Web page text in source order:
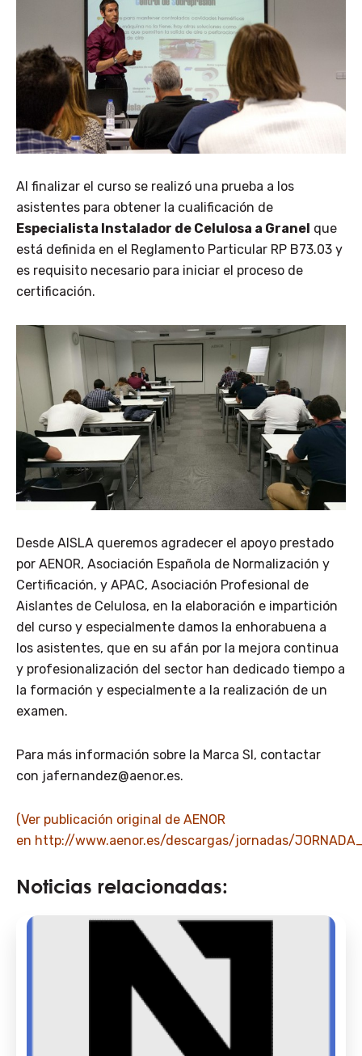
Al finalizar el curso se realizó una prueba a los
asistentes para obtener la cualificación de
Especialista Instalador de Celulosa a Granel que
está definida en el Reglamento Particular RP B73.03 y
es requisito necesario para iniciar el proceso de
certificación.
Desde AISLA queremos agradecer el apoyo prestado
por AENOR, Asociación Española de Normalización y
Certificación, y APAC, Asociación Profesional de
Aislantes de Celulosa, en la elaboración e impartición
del curso y especialmente damos la enhorabuena a
los asistentes, que en su afán por la mejora continua
y profesionalización del sector han dedicado tiempo a
la formación y especialmente a la realización de un
examen.
Para más información sobre la Marca SI, contactar
con jafernandez@aenor.es.
(Ver publicación original de AENOR
en http://www.aenor.es/descargas/jornadas/
Noticias relacionadas: